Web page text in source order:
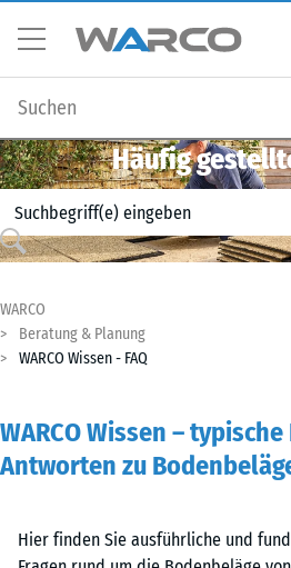
Häufig
WARCO
Beratung & Planung
WARCO Wissen - FAQ
WARCO Wissen –
Antworten zu
Hier finden Sie ausführliche und